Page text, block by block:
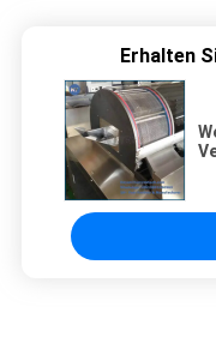
Erhalten